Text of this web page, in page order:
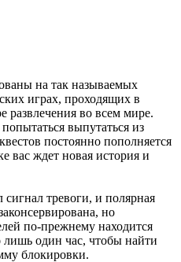
на так называемых
играх, проходящих в
развлечения во всем мире.
выпутаться из
постоянно пополняется
вас ждет новая история и
тревоги, и полярная
но
по-прежнему находится
лишь один час, чтобы найти
блокировки.